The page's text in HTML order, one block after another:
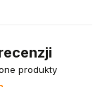
produkty